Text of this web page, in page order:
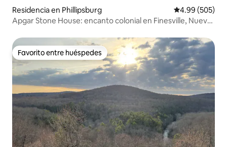
Residencia en Phillipsburg Calificación
4.99 (505)
Apgar Stone House: encanto colonial en Finesville, Nueva
Favorito entre huéspedes
Favorito entre huéspedes